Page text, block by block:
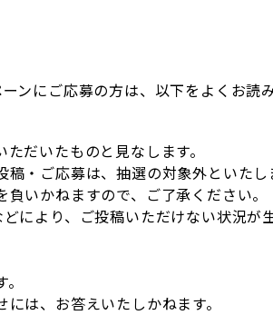
ンにご応募の方は、以下をよくお読み
だいたものと見なします。
・ご応募は、抽選の対象外といたし
いかねますので、ご了承ください。
により、ご投稿いただけない状況が
は、お答えいたしかねます。